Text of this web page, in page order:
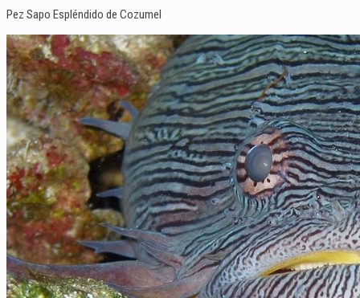
Pez Sapo Espléndido de Cozumel